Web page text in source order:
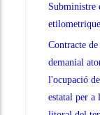
Subministre
Contracte
demanial
l'ocupació
estatal per a